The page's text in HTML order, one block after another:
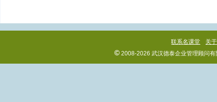
联系名课堂 关
© 2008-2026 武汉德泰企业管理顾问